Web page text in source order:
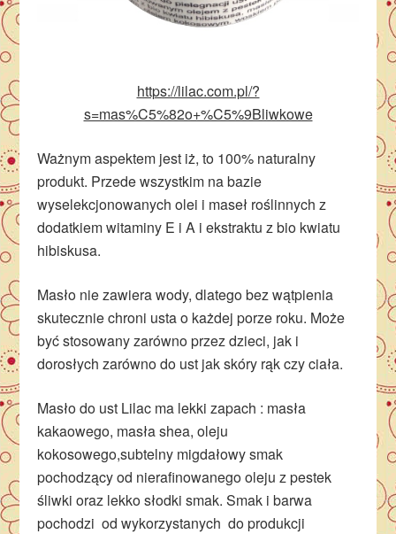
https://lilac.com.pl/?
s=mas%C5%82o+%C5%9Bliwkowe
Ważnym aspektem jest iż, to 100% naturalny
produkt. Przede wszystkim na bazie
wyselekcjonowanych olei i maseł roślinnych z
dodatkiem witaminy E i A i ekstraktu z bio kwiatu
hibiskusa.
Masło nie zawiera wody, dlatego bez wątpienia
skutecznie chroni usta o każdej porze roku. Może
być stosowany zarówno przez dzieci, jak i
dorosłych zarówno do ust jak skóry rąk czy ciała.
Masło do ust Lilac ma lekki zapach : masła
kakaowego, masła shea, oleju
kokosowego,subtelny migdałowy smak
pochodzący od nierafinowanego oleju z pestek
śliwki oraz lekko słodki smak. Smak i barwa
pochodzi od wykorzystanych do produkcji